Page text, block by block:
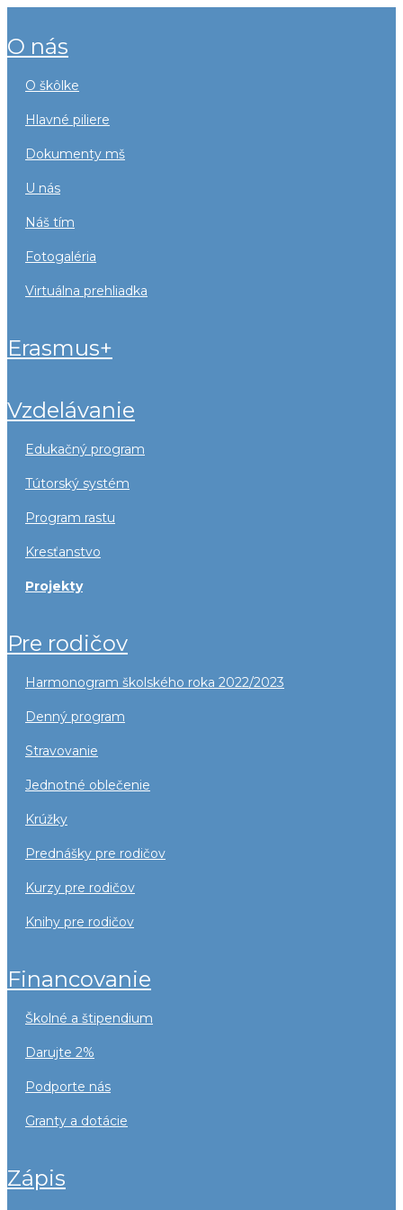
o nás
o škôlke
hlavné piliere
dokumenty mš
u nás
náš tím
fotogaléria
virtuálna prehliadka
erasmus+
vzdelávanie
edukačný program
tútorský systém
program rastu
kresťanstvo
projekty
pre rodičov
harmonogram školského roka 2022/2023
denný program
stravovanie
jednotné oblečenie
krúžky
prednášky pre rodičov
kurzy pre rodičov
knihy pre rodičov
financovanie
školné a štipendium
darujte 2%
podporte nás
granty a dotácie
zápis